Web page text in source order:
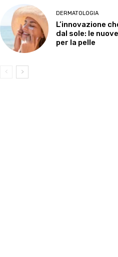
DERMATOLOGIA
L’innovazione
dal sole: le
per la pelle